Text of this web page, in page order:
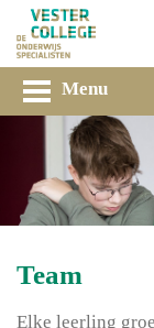
Menu
Team
Elke leerling